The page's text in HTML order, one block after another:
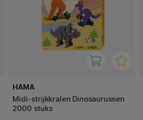
HAMA
Midi-strijkkralen Dinosaurussen
2000 stuks